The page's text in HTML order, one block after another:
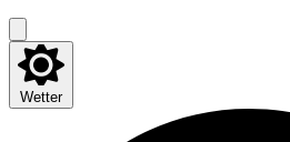
Wetter